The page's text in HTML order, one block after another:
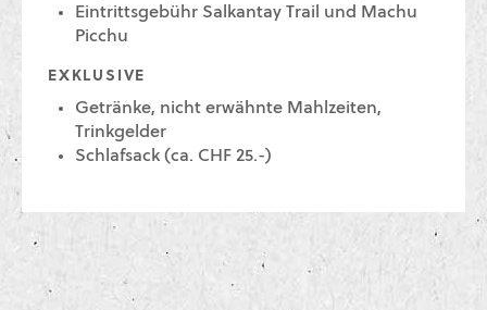
Eintrittsgebühr Salkantay Trail und Machu
Picchu
EXKLUSIVE
Getränke, nicht erwähnte Mahlzeiten,
Trinkgelder
Schlafsack (ca. CHF 25.-)